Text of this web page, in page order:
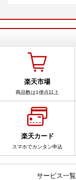
楽天市場
商品数は1億点以上
楽天カード
スマホでカンタン申込
サービス一覧